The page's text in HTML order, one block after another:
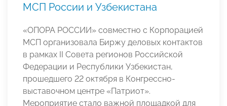
МСП России и Узбекистана
«ОПОРА РОССИИ» совместно с Корпорацией
МСП организовала Биржу деловых контактов
в рамках II Совета регионов Российской
Федерации и Республики Узбекистан,
прошедшего 22 октября в Конгрессно-
выставочном центре «Патриот».
Мероприятие стало важной площадкой для